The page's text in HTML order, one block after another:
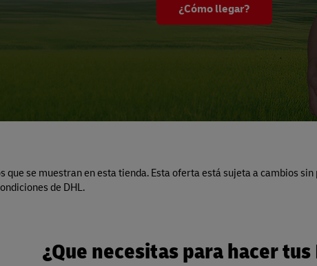
¿Cómo llegar?
se muestran en esta tienda. Esta oferta está sujeta a cambios
de DHL.
¿Que necesitas para hacer